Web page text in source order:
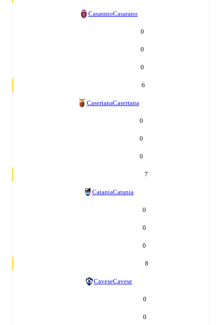
CasaranoCasarano
0
0
0
6
CasertanaCasertana
0
0
0
7
CataniaCatania
0
0
0
8
CaveseCavese
0
0